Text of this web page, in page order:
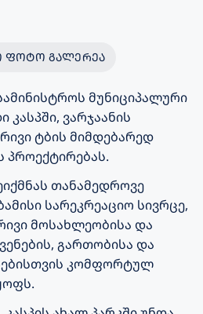
ᲤᲝᲢᲝ ᲒᲐᲚᲔᲠᲔᲐ
მუნიციპალური
ვარჯაანის
ტბის მიმდებარედ
პროექტირებას.
თანამედროვე
სარეკრეაციო სივრცე,
მოსახლეობისა და
გართობისა და
კომფორტულ